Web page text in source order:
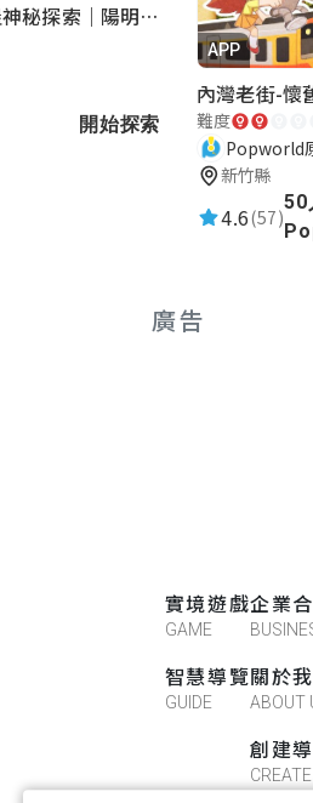
《巡行者》軍事碉堡神秘探索｜陽明書屋實境遊戲
開始探索
APP
難度
Popworld
新竹縣
4.6(57)
50
廣告
實境遊戲
GAME
智慧導覽
GUIDE
企業
關於
ABOUT
創建
CREATE